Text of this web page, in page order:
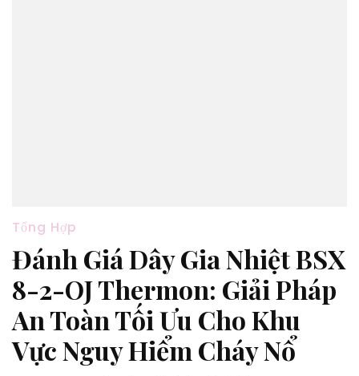
Tổng Hợp
Đánh Giá Dây Gia Nhiệt BSX
8-2-OJ Thermon: Giải Pháp
An Toàn Tối Ưu Cho Khu
Vực Nguy Hiểm Cháy Nổ